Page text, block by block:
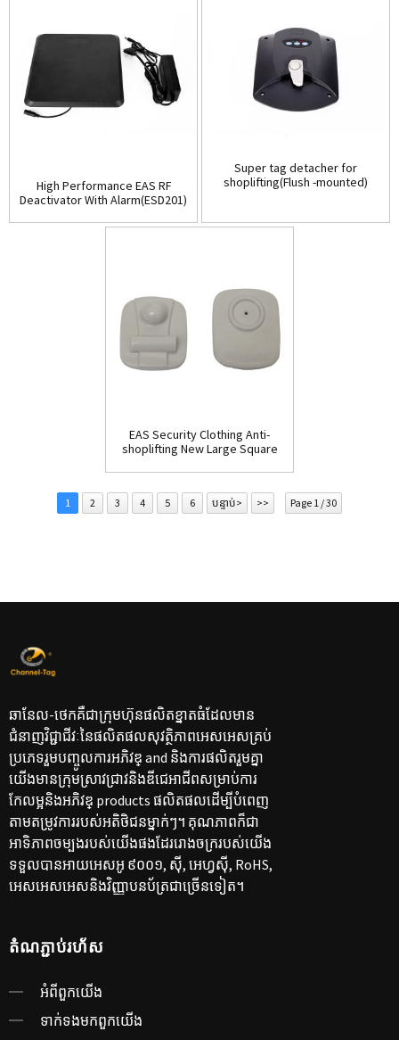
High Performance EAS RF
Deactivator With Alarm(ESD201)
Super tag detacher for
shoplifting(Flush -mounted)
EAS Security Clothing Anti-
shoplifting New Large Square
1 2 3 4 5 6 បន្ទាប់> >> Page 1 / 30
ឆានែល-ថេកគឺជាក្រុមហ៊ុនផលិតខ្នាតធំដែលមាន
ជំនាញវិជ្ជាជីវៈនៃផលិតផលសុវត្ថិភាពអេសអេសគ្រប់
ប្រភេទរួមបញ្ចូលការអភិវឌ្ and និងការផលិតរួមគ្នា
យើងមានក្រុមស្រាវជ្រាវនិងឌីជេអាជីពសម្រាប់ការ
កែលម្អនិងអភិវឌ្ products ផលិតផលដើម្បីបំពេញ
តាមតម្រូវការរបស់អតិថិជនម្នាក់ៗ។ គុណភាពក៏ជា
អាទិភាពចម្បងរបស់យើងផងដែររោងចក្ររបស់យើង
ទទួលបានអាយអេសអូ ៩០០១, ស៊ី, អេហ្វស៊ី, RoHS,
អេសអេសអេសនិងវិញ្ញាបនប័ត្រជាច្រើនទៀត។
តំណ​ភ្ជាប់​រហ័ស
អំពី​ពួក​យើង
ទាក់ទង​មក​ពួក​យើង